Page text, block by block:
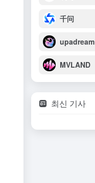
千问
upadream
MVLAND
최신 기사